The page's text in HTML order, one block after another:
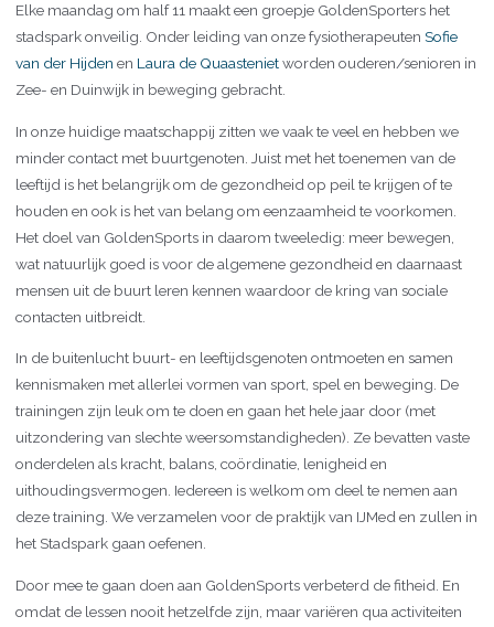
Elke maandag om half 11 maakt een groepje GoldenSporters het
stadspark onveilig. Onder leiding van onze fysiotherapeuten Sofie
van der Hijden en Laura de Quaastenietworden ouderen/senioren in
Zee- en Duinwijk in beweging gebracht.
In onze huidige maatschappij zitten we vaak te veel en hebben we
minder contact met buurtgenoten. Juist met het toenemen van de
leeftijd is het belangrijk om de gezondheid op peil te krijgen of te
houden en ook is het van belang om eenzaamheid te voorkomen.
Het doel van GoldenSports in daarom tweeledig: meer bewegen,
wat natuurlijk goed is voor de algemene gezondheid en daarnaast
mensen uit de buurt leren kennen waardoor de kring van sociale
contacten uitbreidt.
In de buitenlucht buurt- en leeftijdsgenoten ontmoeten en samen
kennismaken met allerlei vormen van sport, spel en beweging. De
trainingen zijn leuk om te doen en gaan het hele jaar door (met
uitzondering van slechte weersomstandigheden). Ze bevatten vaste
onderdelen als kracht, balans, coördinatie, lenigheid en
uithoudingsvermogen. Iedereen is welkom om deel te nemen aan
deze training. We verzamelen voor de praktijk van IJMed en zullen in
het Stadspark gaan oefenen.
Door mee te gaan doen aan GoldenSports verbeterd de fitheid. En
omdat de lessen nooit hetzelfde zijn, maar variëren qua activiteiten